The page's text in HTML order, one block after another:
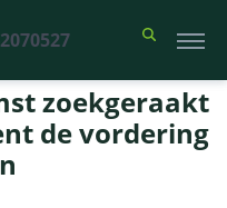
>Kredietovereenkomst
niet hoeft te betalen
zoekgeraakt
de vordering